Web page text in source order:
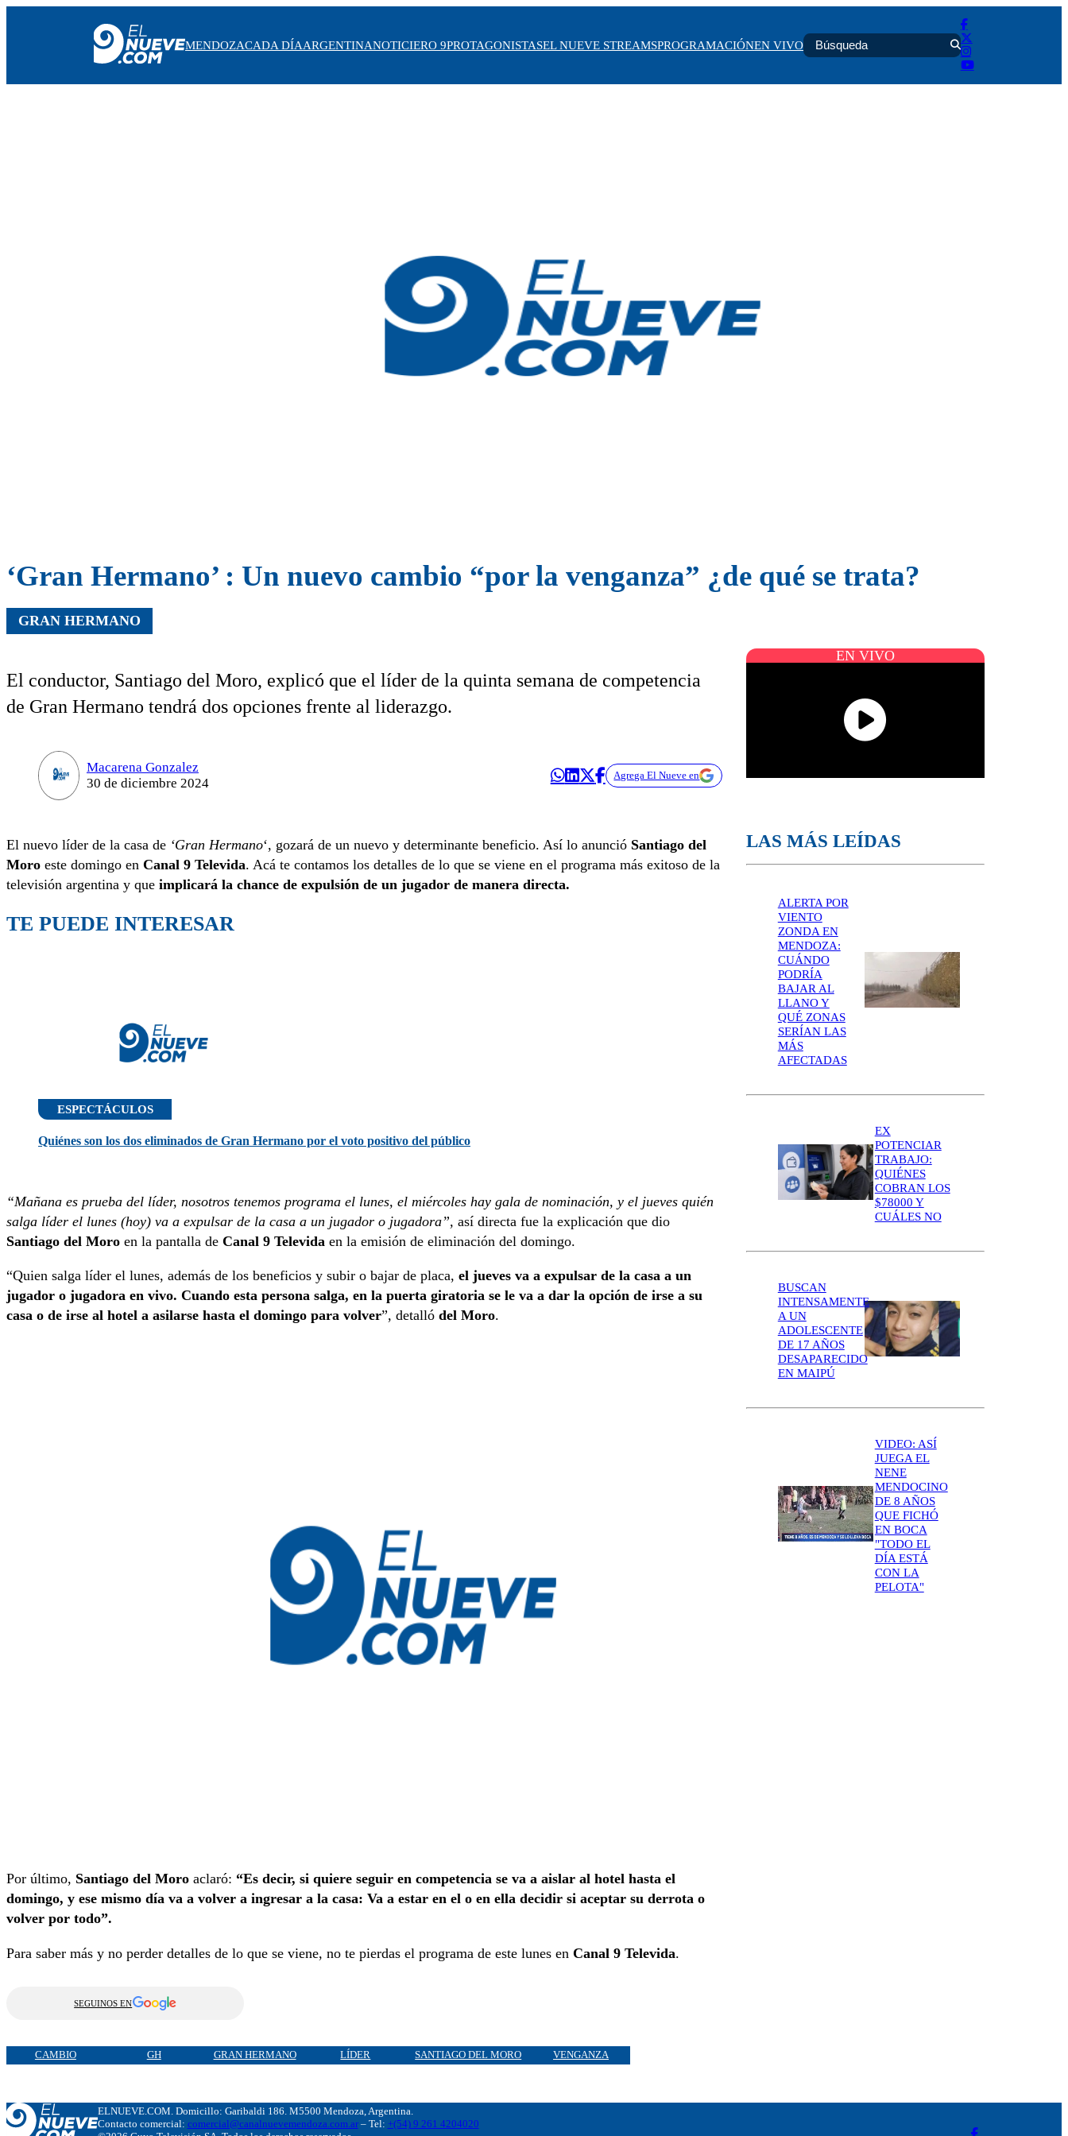
MENDOZACADA DÍAARGENTINANOTICIERO 9PROTAGONISTASEL NUEVE STREAMSPROGRAMACIÓNEN VIVO
‘Gran Hermano’ : Un nuevo cambio “por la venganza” ¿de qué se trata?
GRAN HERMANO
El conductor, Santiago del Moro, explicó que el líder de la quinta semana de competencia
de Gran Hermano tendrá dos opciones frente al liderazgo.
Macarena Gonzalez
30 de diciembre 2024
Agrega El Nueve en
El nuevo líder de la casa de ‘Gran Hermano‘, gozará de un nuevo y determinante beneficio. Así lo anunció Santiago del
Moro este domingo en Canal 9 Televida. Acá te contamos los detalles de lo que se viene en el programa más exitoso de la
televisión argentina y que implicará la chance de expulsión de un jugador de manera directa.
TE PUEDE INTERESAR
ESPECTÁCULOS
Quiénes son los dos eliminados de Gran Hermano por el voto positivo del público
“Mañana es prueba del líder, nosotros tenemos programa el lunes, el miércoles hay gala de nominación, y el jueves quién
salga líder el lunes (hoy) va a expulsar de la casa a un jugador o jugadora”, así directa fue la explicación que dio
Santiago del Moro en la pantalla de Canal 9 Televida en la emisión de eliminación del domingo.
“Quien salga líder el lunes, además de los beneficios y subir o bajar de placa, el jueves va a expulsar de la casa a un
jugador o jugadora en vivo. Cuando esta persona salga, en la puerta giratoria se le va a dar la opción de irse a su
casa o de irse al hotel a asilarse hasta el domingo para volver”, detalló del Moro.
Por último, Santiago del Moro aclaró: “Es decir, si quiere seguir en competencia se va a aislar al hotel hasta el
domingo, y ese mismo día va a volver a ingresar a la casa: Va a estar en el o en ella decidir si aceptar su derrota o
volver por todo”.
Para saber más y no perder detalles de lo que se viene, no te pierdas el programa de este lunes en Canal 9 Televida.
SEGUINOS EN
CAMBIO GH GRAN HERMANO LÍDER SANTIAGO DEL MORO VENGANZA
EN VIVO
LAS MÁS LEÍDAS
ALERTA POR
VIENTO
ZONDA EN
MENDOZA:
CUÁNDO
PODRÍA
BAJAR AL
LLANO Y
QUÉ ZONAS
SERÍAN LAS
MÁS
AFECTADAS
EX
POTENCIAR
TRABAJO:
QUIÉNES
COBRAN LOS
$78000 Y
CUÁLES NO
BUSCAN
INTENSAMENTE
A UN
ADOLESCENTE
DE 17 AÑOS
DESAPARECIDO
EN MAIPÚ
VIDEO: ASÍ
JUEGA EL
NENE
MENDOCINO
DE 8 AÑOS
QUE FICHÓ
EN BOCA
"TODO EL
DÍA ESTÁ
CON LA
PELOTA"
ELNUEVE.COM. Domicillo: Garibaldi 186. M5500 Mendoza, Argentina.
Contacto comercial: comercial@canalnuevemendoza.com.ar– Tel: +(54) 9 261 4204020